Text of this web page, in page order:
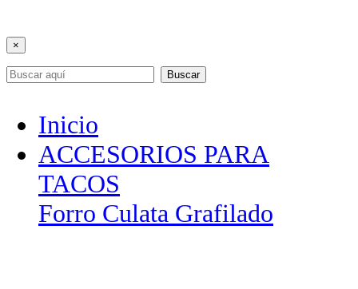
×
Buscar
Inicio
ACCESORIOS PARA
TACOS
Forro Culata Grafilado